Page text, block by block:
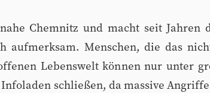
Chemnitz und macht seit Jahren
aufmerksam. Menschen, die das
Lebenswelt können nur unter
schließen, da massive